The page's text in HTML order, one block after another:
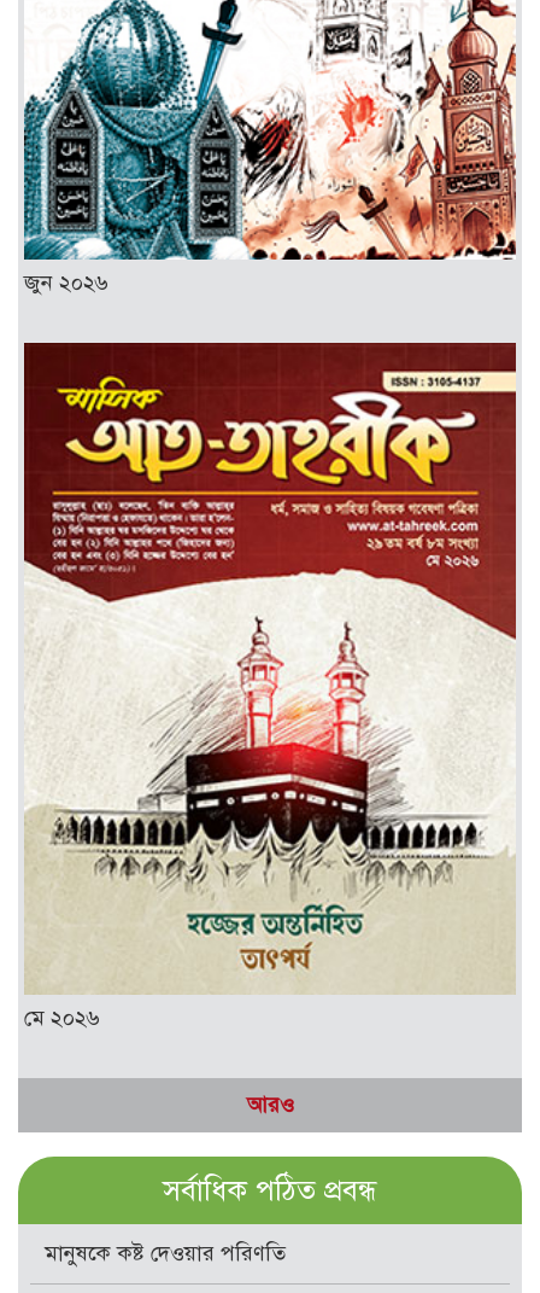
জুন ২০২৬
মে ২০২৬
আরও
সর্বাধিক পঠিত প্রবন্ধ
মানুষকে কষ্ট দেওয়ার পরিণতি